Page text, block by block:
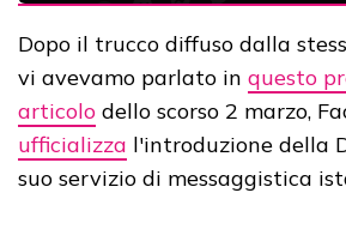
Dopo il trucco diffuso dalla
vi avevamo parlato in questo
articolo dello scorso 2 marzo,
ufficializza l'introduzione della
suo servizio di messaggistica